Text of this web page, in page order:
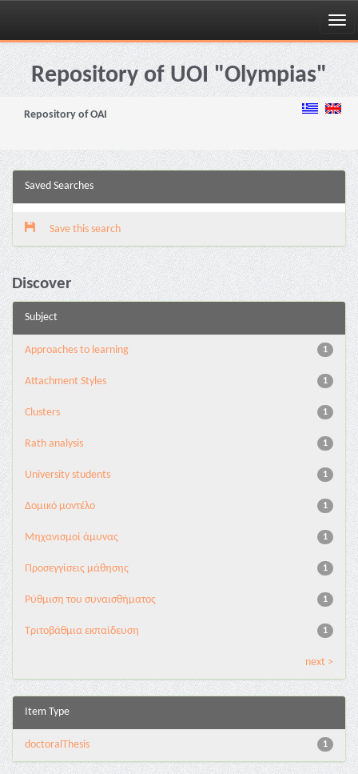
Skip
navigationRepository of UOI "Olympias"
Repository of OAI
Saved Searches
Save this search
Discover
Subject
1
Approaches to learning
1
Attachment Styles
1
Clusters
1
Rath analysis
1
University students
1
Δομικό μοντέλο
1
Μηχανισμοί άμυνας
1
Προσεγγίσεις μάθησης
1
Ρύθμιση του συναισθήματος
1
Τριτοβάθμια εκπαίδευση
next >
Item Type
1
doctoralThesis